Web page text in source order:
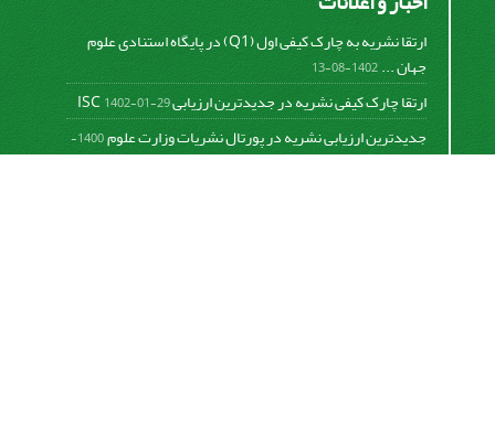
ارتقا نشریه به چارک کیفی اول (Q1) در پایگاه استنادی علوم
جهان ...1402-08-13
ارتقا چارک کیفی نشریه در جدیدترین ارزیابی ISC1402-01-29
جدیدترین ارزیابی نشریه در پورتال نشریات وزارت علوم
1400-